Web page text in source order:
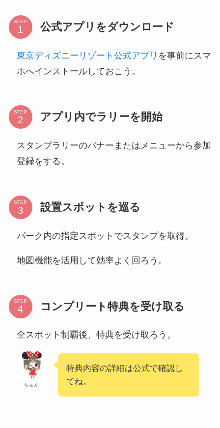
STEP 公式アプリをダウンロード
東京ディズニーリゾート公式アプリ を事前にスマ
ホへインストールしておこう。
STEP アプリ内でラリーを開始
スタンプラリーのバナーまたはメニューから参加
登録をする。
STEP 設置スポットを巡る
パーク内の指定スポットでスタンプを取得。
地図機能を活用して効率よく回ろう。
STEP コンプリート特典を受け取る
全スポット制覇後、特典を受け取ろう。
ちゅん
特典内容の詳細は公式で確認し
てね。